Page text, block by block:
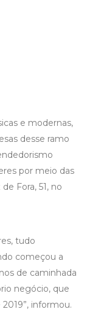
e modernas,
desse ramo
por meio das
Fora, 51, no
tudo
começou a
de caminhada
negócio, que
informou.